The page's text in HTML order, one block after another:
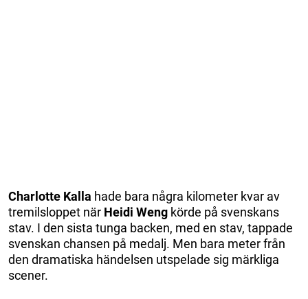
Charlotte Kalla hade bara några kilometer kvar av
tremilsloppet när Heidi Weng körde på svenskans
stav. I den sista tunga backen, med en stav, tappade
svenskan chansen på medalj. Men bara meter från
den dramatiska händelsen utspelade sig märkliga
scener.